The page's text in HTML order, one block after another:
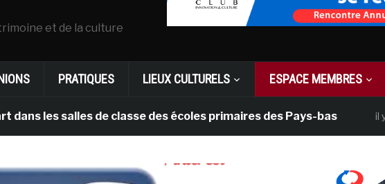
et de la culture
PRATIQUES LIEUX CULTURELS ESPACE MEMBRES
salles de classe des écoles primaires des Pays-bas il y a 1 mois